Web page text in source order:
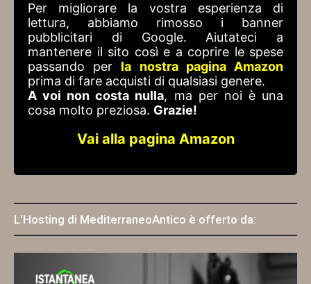
Per migliorare la vostra esperienza di
lettura, abbiamo rimosso i banner
pubblicitari di Google. Aiutateci a
mantenere il sito così e a coprire le spese
passando per la nostra pagina Amazon
prima di fare acquisti di qualsiasi genere.
A voi non costa nulla, ma per noi è una
cosa molto preziosa. Grazie!
Vai alla pagina Amazon
L'Hosting di MediterraneoAntico è offerto da: